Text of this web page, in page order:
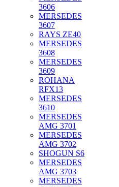
3606
MERSEDES
3607
RAYS ZE40
MERSEDES
3608
MERSEDES
3609
ROHANA
RFX13
MERSEDES
3610
MERSEDES
AMG 3701
MERSEDES
AMG 3702
SHOGUN S6
MERSEDES
AMG 3703
MERSEDES